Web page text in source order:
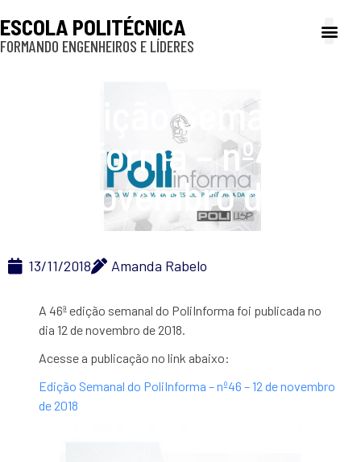
ESCOLA POLITÉCNICA
FORMANDO ENGENHEIROS E LÍDERES
Edição Semanal do
PoliInforma – nº46 – 12
de novembro de 2018
13/11/2018 Amanda Rabelo
A 46ª edição semanal do PoliInforma foi publicada no
dia 12 de novembro de 2018.
Acesse a publicação no link abaixo:
Edição Semanal do PoliInforma – nº46 – 12 de novembro
de 2018